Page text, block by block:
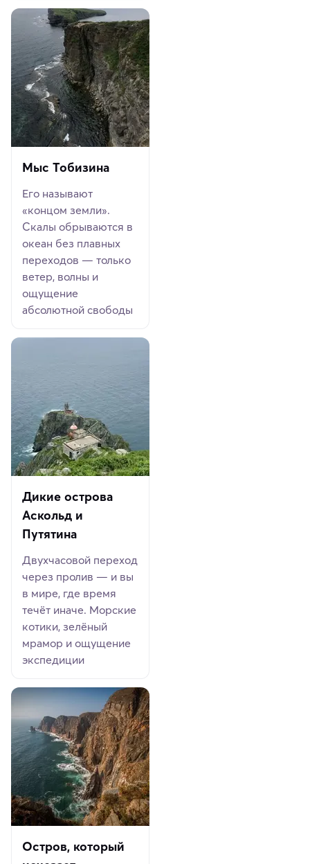
Мыс Тобизина
Его называют
«концом земли».
Скалы обрываются в
океан без плавных
переходов — только
ветер, волны и
ощущение
абсолютной свободы
Дикие острова
Аскольд и
Путятина
Двухчасовой переход
через пролив — и вы
в мире, где время
течёт иначе. Морские
котики, зелёный
мрамор и ощущение
экспедиции
Остров, который